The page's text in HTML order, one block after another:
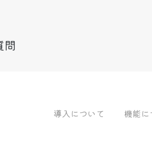
問
導入について 機能に